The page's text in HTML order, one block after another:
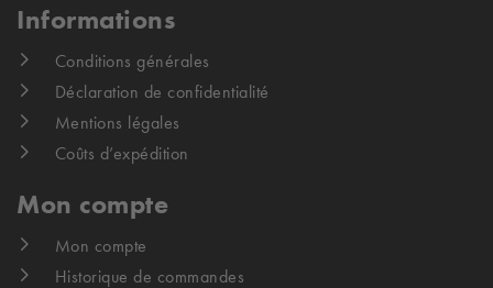
Informations
Conditions générales
Déclaration de confidentialité
Mentions légales
Coûts d’expédition
Mon compte
Mon compte
Historique de commandes